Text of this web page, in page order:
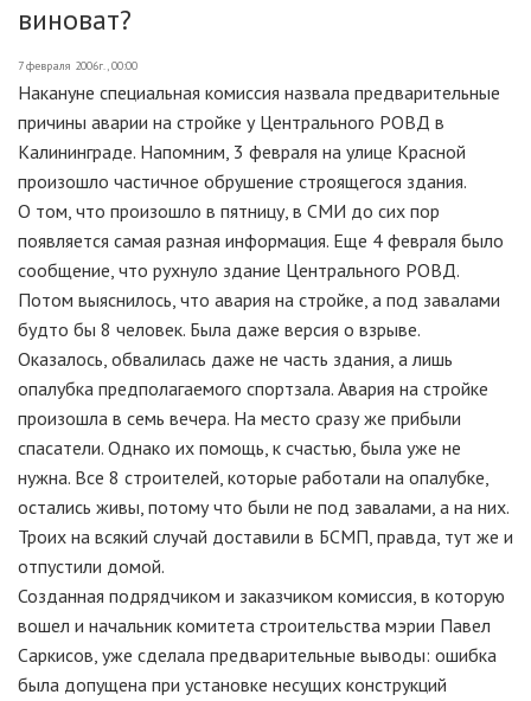
виноват?
7 февраля 2006г., 00:00
Накануне специальная комиссия назвала предварительные
причины аварии на стройке у Центрального РОВД в
Калининграде. Напомним, 3 февраля на улице Красной
произошло частичное обрушение строящегося здания.
О том, что произошло в пятницу, в СМИ до сих пор
появляется самая разная информация. Еще 4 февраля было
сообщение, что рухнуло здание Центрального РОВД.
Потом выяснилось, что авария на стройке, а под завалами
будто бы 8 человек. Была даже версия о взрыве.
Оказалось, обвалилась даже не часть здания, а лишь
опалубка предполагаемого спортзала. Авария на стройке
произошла в семь вечера. На место сразу же прибыли
спасатели. Однако их помощь, к счастью, была уже не
нужна. Все 8 строителей, которые работали на опалубке,
остались живы, потому что были не под завалами, а на них.
Троих на всякий случай доставили в БСМП, правда, тут же и
отпустили домой.
Созданная подрядчиком и заказчиком комиссия, в которую
вошел и начальник комитета строительства мэрии Павел
Саркисов, уже сделала предварительные выводы: ошибка
была допущена при установке несущих конструкций